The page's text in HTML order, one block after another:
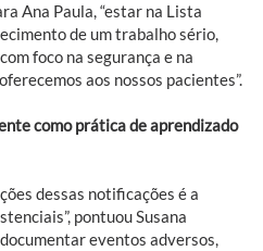
Ana Paula, “estar na Lista
de um trabalho sério,
foco na segurança e na
aos nossos pacientes”.
como prática de aprendizado
dessas notificações é a
pontuou Susana
documentar eventos adversos,